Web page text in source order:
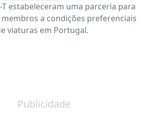
T estabeleceram uma parceria para
membros a condições preferenciais
viaturas em Portugal.
Publicidade